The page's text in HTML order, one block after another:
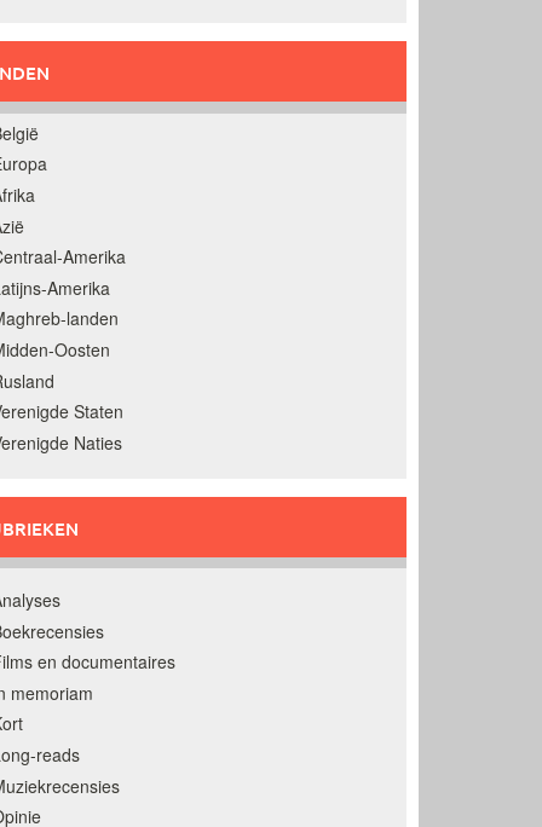
Amerika
Amerika
landen
Oosten
Staten
Naties
en documentaires
memoriam
reads